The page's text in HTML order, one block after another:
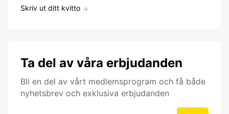
Skriv ut ditt kvitto
Ta del av våra erbjudanden
Bli en del av vårt medlemsprogram och få både
nyhetsbrev och exklusiva erbjudanden